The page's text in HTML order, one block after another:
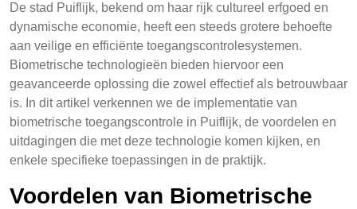
De stad Puiflijk, bekend om haar rijk cultureel erfgoed en
dynamische economie, heeft een steeds grotere behoefte
aan veilige en efficiënte toegangscontrolesystemen.
Biometrische technologieën bieden hiervoor een
geavanceerde oplossing die zowel effectief als betrouwbaar
is. In dit artikel verkennen we de implementatie van
biometrische toegangscontrole in Puiflijk, de voordelen en
uitdagingen die met deze technologie komen kijken, en
enkele specifieke toepassingen in de praktijk.
Voordelen van Biometrische